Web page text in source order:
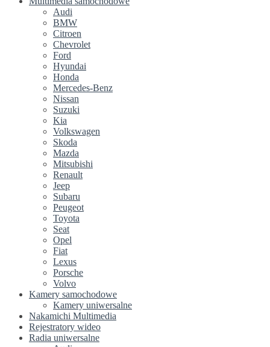
Audi
BMW
Citroen
Chevrolet
Ford
Hyundai
Honda
Mercedes-Benz
Nissan
Suzuki
Kia
Volkswagen
Skoda
Mazda
Mitsubishi
Renault
Jeep
Subaru
Peugeot
Toyota
Seat
Opel
Fiat
Lexus
Porsche
Volvo
Kamery samochodowe
Kamery uniwersalne
Nakamichi Multimedia
Rejestratory wideo
Radia uniwersalne